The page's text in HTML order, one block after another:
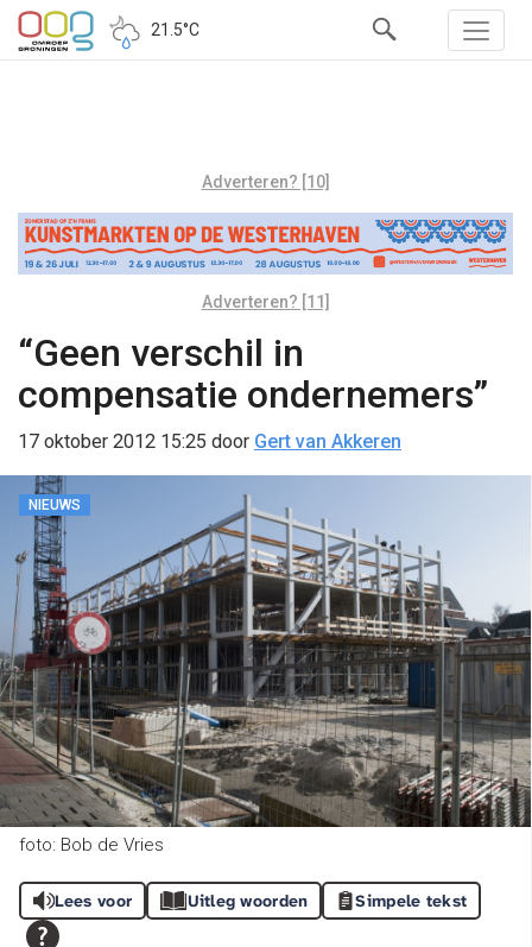
21.5°C
Adverteren? [10]
Adverteren? [11]
“Geen verschil in
compensatie ondernemers”
17 oktober 2012 15:25 door Gert van Akkeren
NIEUWS
foto: Bob de Vries
Lees voor Uitleg woorden Simpele tekst